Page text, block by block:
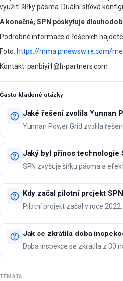
využití šířky pásma. Duální síťová
A konečně, SPN poskytuje
Podrobné informace o řešeních
Foto: https://mma.prnewswire.com/
Kontakt: panbiyi1@h-partners.com
Často kladené otázky
Jaké řešení zvolila Yunnan
Yunnan Power Grid zvolila
Jaký byl přínos technologie
SPN zvyšuje šířku pásma a
Kdy začal pilotní projekt
Pilotní projekt začal v roce 2022.
Jak se zkrátila doba
Doba inspekce se zkrátila z 30
TÉMATA